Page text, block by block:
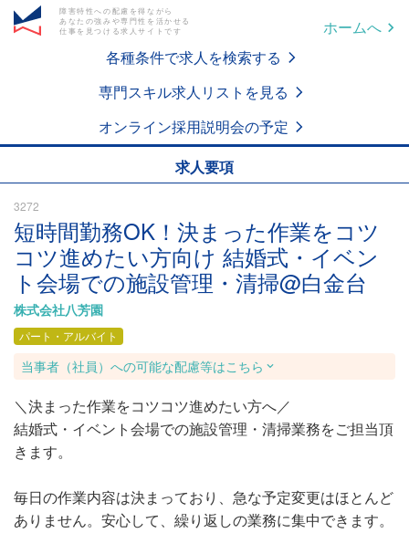
障害特性への配慮を得ながら
あなたの強みや専門性を活かせる
仕事を見つける求人サイトです
ホームへ
各種条件で求人を検索する
専門スキル求人リストを見る
オンライン採用説明会の予定
求人要項
3272
短時間勤務OK！決まった作業をコツ
コツ進めたい方向け 結婚式・イベン
ト会場での施設管理・清掃@白金台
株式会社八芳園
パート・アルバイト
当事者（社員）への可能な配慮等はこちら
＼決まった作業をコツコツ進めたい方へ／
結婚式・イベント会場での施設管理・清掃業務をご担当頂
きます。
毎日の作業内容は決まっており、急な予定変更はほとんど
ありません。安心して、繰り返しの業務に集中できます。